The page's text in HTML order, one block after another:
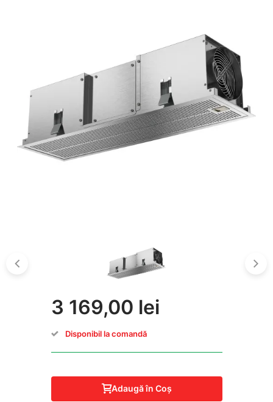
3 169,00 lei
Disponibil la comandă
Adaugă în Coş